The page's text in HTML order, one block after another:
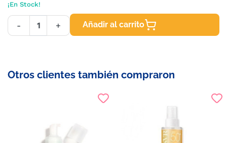
¡En Stock!
- + Añadir al carrito
Otros clientes también compraron